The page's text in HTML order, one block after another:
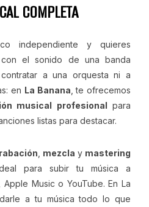
COMPLETA
independiente y quieres
el sonido de una banda
a una orquesta ni a
en La Banana , te ofrecemos
musical profesional para
listas para destacar.
mezcla y mastering
para subir tu música a
Music o YouTube. En La
a tu música todo lo que